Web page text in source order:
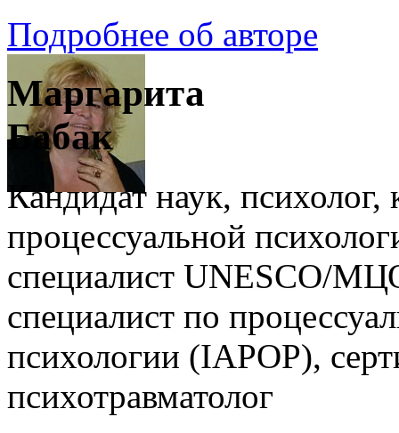
Подробнее об авторе
Маргарита
Бабак
Кандидат наук, психолог,
процессуальной
специалист UNESCO/
специалист по
психологии (IAPOP),
психотравматолог